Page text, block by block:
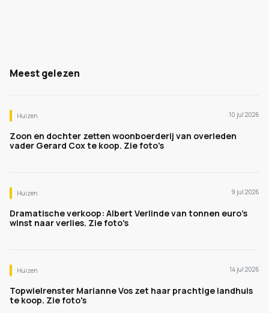
Meest gelezen
Huizen 10 jul 2026
Zoon en dochter zetten woonboerderij van overleden
vader Gerard Cox te koop. Zie foto's
Huizen 9 jul 2026
Dramatische verkoop: Albert Verlinde van tonnen euro's
winst naar verlies. Zie foto's
Huizen 14 jul 2026
Topwielrenster Marianne Vos zet haar prachtige landhuis
te koop. Zie foto's